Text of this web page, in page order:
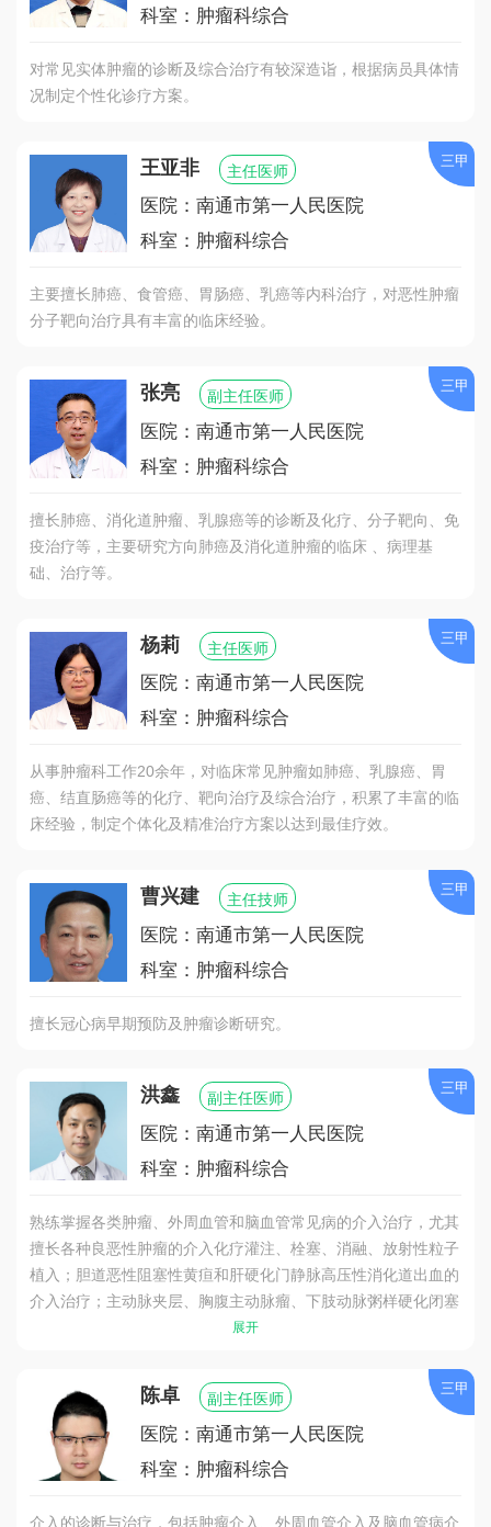
科室：肿瘤科综合
对常见实体肿瘤的诊断及综合治疗有较深造诣，根据病员具体情
况制定个性化诊疗方案。
王亚非 主任医师
医院：南通市第一人民医院
科室：肿瘤科综合
主要擅长肺癌、食管癌、胃肠癌、乳癌等内科治疗，对恶性肿瘤
分子靶向治疗具有丰富的临床经验。
三甲
张亮 副主任医师
医院：南通市第一人民医院
科室：肿瘤科综合
擅长肺癌、消化道肿瘤、乳腺癌等的诊断及化疗、分子靶向、免
疫治疗等，主要研究方向肺癌及消化道肿瘤的临床 、病理基
础、治疗等。
三甲
杨莉 主任医师
医院：南通市第一人民医院
科室：肿瘤科综合
从事肿瘤科工作20余年，对临床常见肿瘤如肺癌、乳腺癌、胃
癌、结直肠癌等的化疗、靶向治疗及综合治疗，积累了丰富的临
床经验，制定个体化及精准治疗方案以达到最佳疗效。
三甲
曹兴建 主任技师
医院：南通市第一人民医院
科室：肿瘤科综合
擅长冠心病早期预防及肿瘤诊断研究。
三甲
洪鑫 副主任医师
医院：南通市第一人民医院
科室：肿瘤科综合
熟练掌握各类肿瘤、外周血管和脑血管常见病的介入治疗，尤其
擅长各种良恶性肿瘤的介入化疗灌注、栓塞、消融、放射性粒子
植入；胆道恶性阻塞性黄疸和肝硬化门静脉高压性消化道出血的
介入治疗；主动脉夹层、胸腹主动脉瘤、下肢动脉粥样硬化闭塞
症、动脉栓塞、糖尿病足、静脉曲张、血栓，肺动脉栓塞等血管
展开
三甲
陈卓 副主任医师
医院：南通市第一人民医院
科室：肿瘤科综合
介入的诊断与治疗，包括肿瘤介入、外周血管介入及脑血管病介
三甲